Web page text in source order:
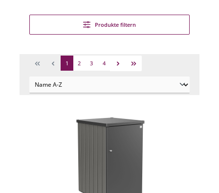
Produkte filtern
1 2 3 4